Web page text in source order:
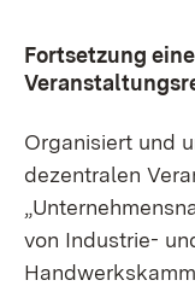
Fortsetzung
Organisiert und
dezentralen
von Industrie-